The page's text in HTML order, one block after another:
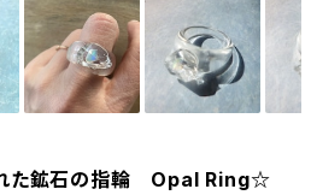
た鉱石の指輪 Opal Ring☆